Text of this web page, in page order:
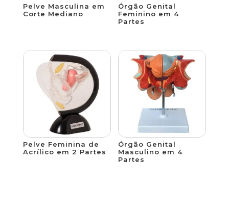
Pelve Masculina em
Corte Mediano
Órgão Genital
Feminino em 4
Partes
Pelve Feminina de
Acrílico em 2 Partes
Órgão Genital
Masculino em 4
Partes